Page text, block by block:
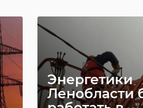
Энергетики
Ленобласти